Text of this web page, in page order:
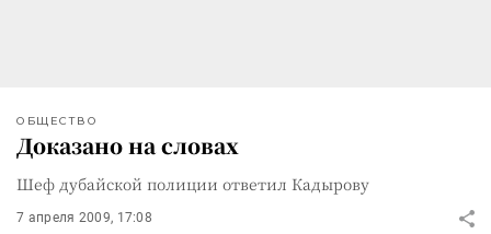
ОБЩЕСТВО
Доказано на словах
Шеф дубайской полиции ответил Кадырову
7 апреля 2009, 17:08